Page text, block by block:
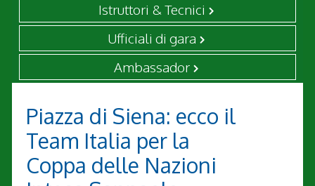
Istruttori & Tecnici
Ufficiali di gara
Ambassador
Piazza di Siena: ecco il
Team Italia per la
Coppa delle Nazioni